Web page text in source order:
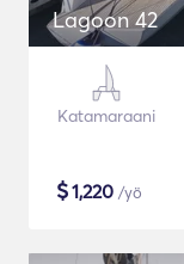
Lagoon 42
Katamaraani
$1,220 /yö